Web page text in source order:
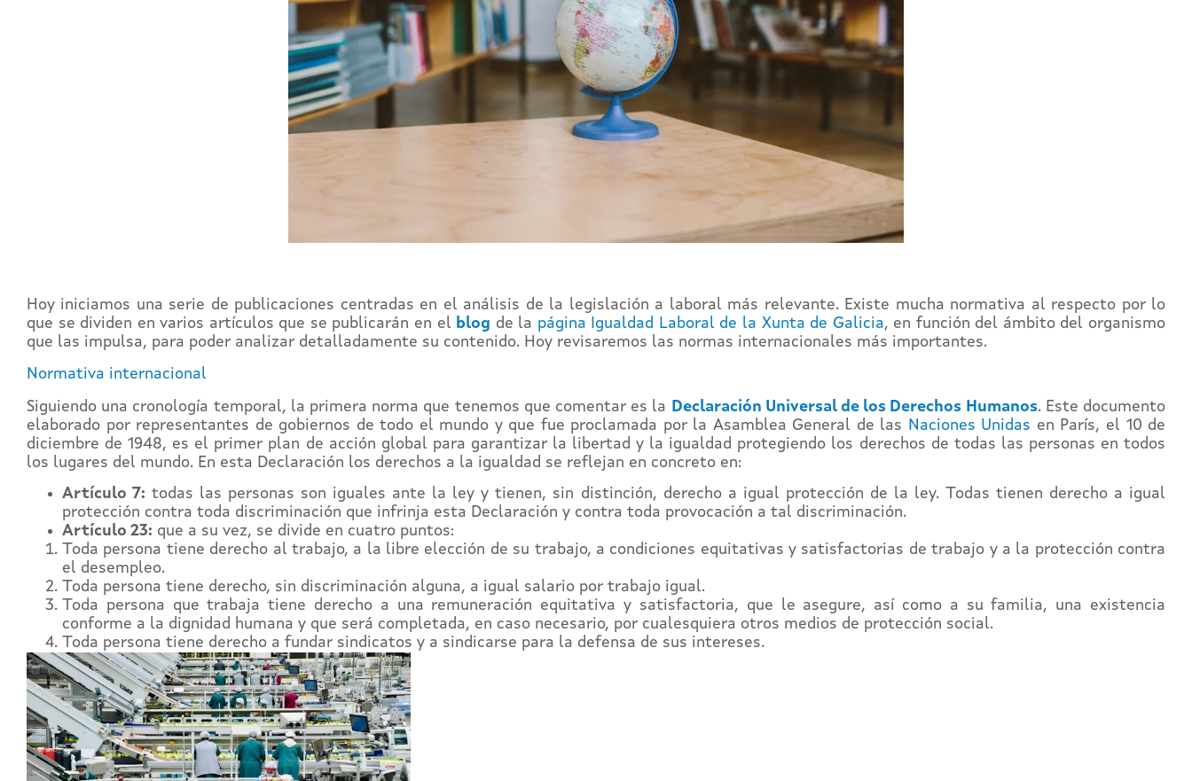
Hoy iniciamos una serie de publicaciones centradas en el análisis de la legislación a laboral más relevante. Existe mucha normativa al respecto por lo
que se dividen en varios artículos que se publicarán en el blog de la página Igualdad Laboral de la Xunta de Galicia, en función del ámbito del organismo
que las impulsa, para poder analizar detalladamente su contenido. Hoy revisaremos las normas internacionales más importantes.
Normativa internacional
Siguiendo una cronología temporal, la primera norma que tenemos que comentar es la Declaración Universal de los Derechos Humanos. Este documento
elaborado por representantes de gobiernos de todo el mundo y que fue proclamada por la Asamblea General de las Naciones Unidas en París, el 10 de
diciembre de 1948, es el primer plan de acción global para garantizar la libertad y la igualdad protegiendo los derechos de todas las personas en todos
los lugares del mundo. En esta Declaración los derechos a la igualdad se reflejan en concreto en:
Artículo 7: todas las personas son iguales ante la ley y tienen, sin distinción, derecho a igual protección de la ley. Todas tienen derecho a igual
protección contra toda discriminación que infrinja esta Declaración y contra toda provocación a tal discriminación.
Artículo 23: que a su vez, se divide en cuatro puntos:
Toda persona tiene derecho al trabajo, a la libre elección de su trabajo, a condiciones equitativas y satisfactorias de trabajo y a la protección contra
el desempleo.
Toda persona tiene derecho, sin discriminación alguna, a igual salario por trabajo igual.
Toda persona que trabaja tiene derecho a una remuneración equitativa y satisfactoria, que le asegure, así como a su familia, una existencia
conforme a la dignidad humana y que será completada, en caso necesario, por cualesquiera otros medios de protección social.
Toda persona tiene derecho a fundar sindicatos y a sindicarse para la defensa de sus intereses.